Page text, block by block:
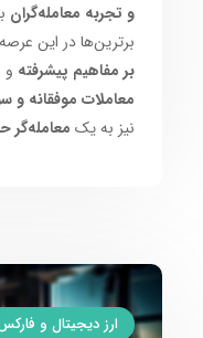
و تجربه معامله‌گران
برترین‌ها در این
بر مفاهیم پیشرفته و
معاملات موفقانه و
نیز به یک معامله‌گر
ارز دیجیتال و